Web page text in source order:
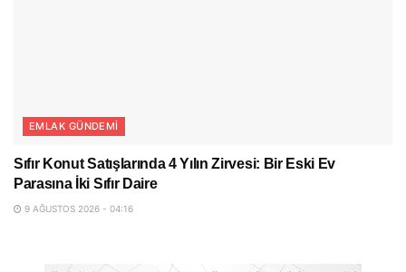
EMLAK GÜNDEMI
Sıfır Konut Satışlarında 4 Yılın Zirvesi: Bir Eski Ev
Parasına İki Sıfır Daire
9 AĞUSTOS 2026 - 04:16